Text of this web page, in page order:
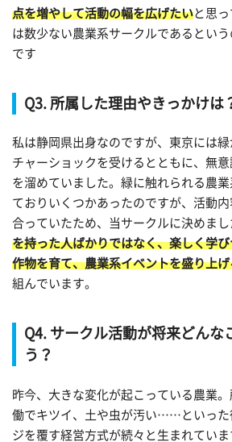
点を増やして活動の幅を広げたいと思
は数少ない農業系サークルであるとい
です
Q3. 所属した理由やきっかけは
私は静岡県出身なのですが、東京には
チャーショックを受けるとともに、無
を溜めていました。緑に触れられる農
ておりいくつかあったのですが、活動
合っていたため、当サークルに決めまし
を持った人ばかりではなく、楽しく学
作物を育て、農業系イベントを盛り上げ
組んでいます。
Q4. サークル活動が将来どんな
う？
昨今、大きな変化が起こっている農業
働でキツイ、土や虫が汚い……といった
ジを覆す経営方式が続々と生まれてい